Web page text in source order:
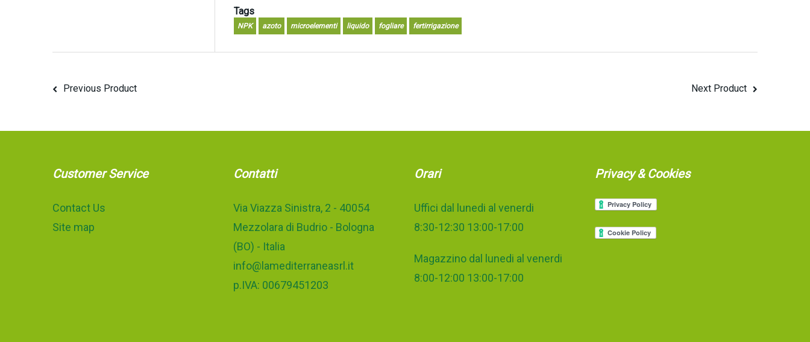
Tags
NPK azoto microelementi liquido fogliare fertirrigazione
Previous Product Next Product
Customer Service
Contact Us
Site map
Contatti
Via Viazza Sinistra, 2 - 40054
Mezzolara di Budrio - Bologna
(BO) - Italia
info@lamediterraneasrl.it
p.IVA: 00679451203
Orari
Uffici dal lunedi al venerdi
8:30-12:30 13:00-17:00
Magazzino dal lunedi al venerdi
8:00-12:00 13:00-17:00
Privacy & Cookies